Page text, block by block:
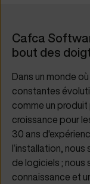
Cafca
bout des
Dans un monde
constantes
comme un
croissance pour
30 ans
l’installation,
de logiciels ; nous
connaissance et